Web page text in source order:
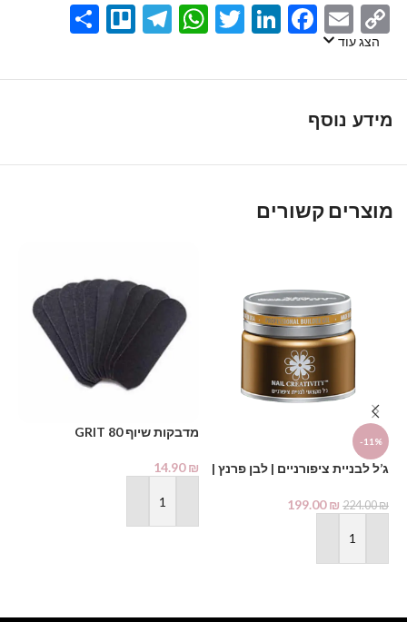
Copy
Link
Email
Facebook
LinkedIn
Twitter
WhatsApp
Telegram
Trello
הצג עוד
מידע נוסף
מוצרים קשורים
-11%
ג’ל לבניית ציפורניים | לבן פרנץ |
224.00₪
199.00₪
הוספה לסל
מדבקות שיוף GRIT 80
14.90₪
הוספה לסל